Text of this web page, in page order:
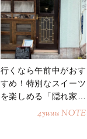
行くなら午前中がおす
すめ！特別なスイーツ
を楽しめる「隠れ家カ
4yuuu NOTE